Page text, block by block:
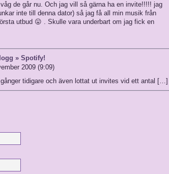
de går nu. Och jag vill så gärna ha en invite!!!!! jag
inte till denna dator) så jag få all min musik från
utbud 😛 . Skulle vara underbart om jag fick en
» Spotify!
2009 (9:09)
tidigare och även lottat ut invites vid ett antal […]